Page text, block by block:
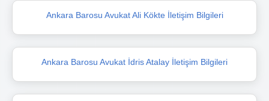
Ankara Barosu Avukat Ali Kökte İletişim Bilgileri
Ankara Barosu Avukat İdris Atalay İletişim Bilgileri